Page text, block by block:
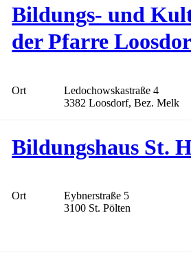
Bildungs- und
der Pfarre
Ort
Ledochowskastraße 4
3382 Loosdorf, Bez. Melk
Bildungshaus St.
Ort
Eybnerstraße 5
3100 St. Pölten